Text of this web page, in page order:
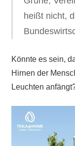
heißt nicht,
Könnte es sein,
Hirnen der
Leuchten